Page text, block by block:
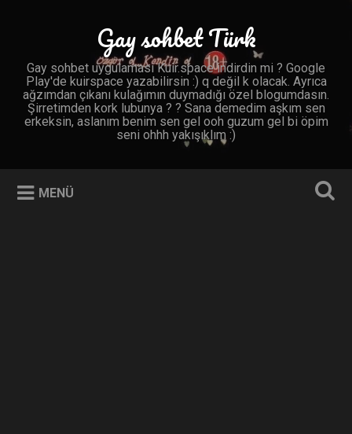
Gay sohbet Türk
Gay sohbet uygulaması Kuir.space indirdin mi ? Google
Play'de kuirspace yazabilirsin :) q değil k olacak. Ayrıca
ağzımdan çıkanı kulağımın duymadığı özel blogumdasın.
Şirretimden kork lubunya ? ? Sana demedim aşkım sen
erkeksin, aslanım benim sen gel ooh guzum gel bi öpim
seni ohhh yakışıklım :)
MENÜ